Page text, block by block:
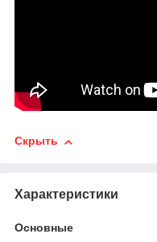
Скрыть
Характеристики
Основные